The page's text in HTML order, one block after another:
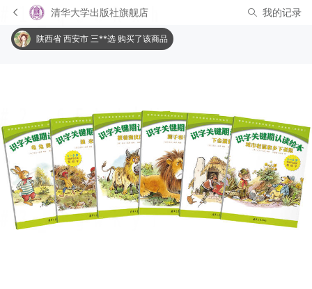
清华大学出版社旗舰店 我的记录
陕西省 西安市 三**选 购买了该商品